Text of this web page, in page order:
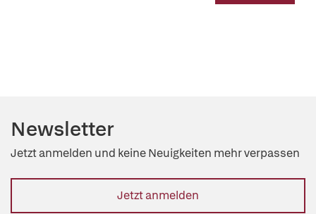
Newsletter
Jetzt anmelden und keine Neuigkeiten mehr verpassen
Jetzt anmelden